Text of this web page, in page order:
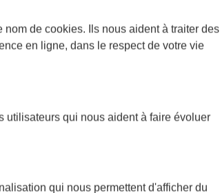
nom de cookies. Ils nous aident à traiter des
en ligne, dans le respect de votre vie
utilisateurs qui nous aident à faire évoluer
qui nous permettent d'afficher du